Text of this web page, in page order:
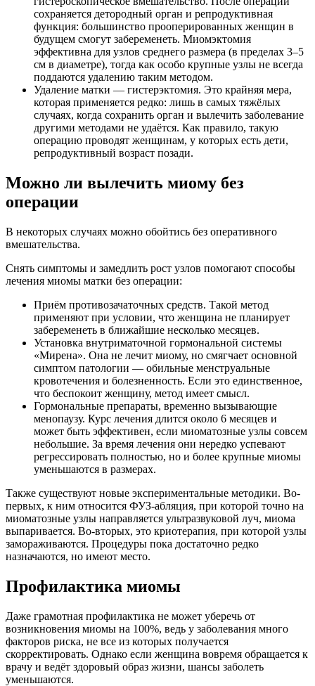
сохраняется детородный орган и репродуктивная
функция: большинство прооперированных женщин в
будущем смогут забеременеть. Миомэктомия
эффективна для узлов среднего размера (в пределах 3–5
см в диаметре), тогда как особо крупные узлы не всегда
поддаются удалению таким методом.
Удаление матки — гистерэктомия. Это крайняя мера,
которая применяется редко: лишь в самых тяжёлых
случаях, когда сохранить орган и вылечить заболевание
другими методами не удаётся. Как правило, такую
операцию проводят женщинам, у которых есть дети,
репродуктивный возраст позади.
Можно ли вылечить миому без
операции
В некоторых случаях можно обойтись без оперативного
вмешательства.
Снять симптомы и замедлить рост узлов помогают способы
лечения миомы матки без операции:
Приём противозачаточных средств. Такой метод
применяют при условии, что женщина не планирует
забеременеть в ближайшие несколько месяцев.
Установка внутриматочной гормональной системы
«Мирена». Она не лечит миому, но смягчает основной
симптом патологии — обильные менструальные
кровотечения и болезненность. Если это единственное,
что беспокоит женщину, метод имеет смысл.
Гормональные препараты, временно вызывающие
менопаузу. Курс лечения длится около 6 месяцев и
может быть эффективен, если миоматозные узлы совсем
небольшие. За время лечения они нередко успевают
регрессировать полностью, но и более крупные миомы
уменьшаются в размерах.
Также существуют новые экспериментальные методики. Во-
первых, к ним относится ФУЗ-абляция, при которой точно на
миоматозные узлы направляется ультразвуковой луч, миома
выпаривается. Во-вторых, это криотерапия, при которой узлы
замораживаются. Процедуры пока достаточно редко
назначаются, но имеют место.
Профилактика миомы
Даже грамотная профилактика не может уберечь от
возникновения миомы на 100%, ведь у заболевания много
факторов риска, не все из которых получается
скорректировать. Однако если женщина вовремя обращается к
врачу и ведёт здоровый образ жизни, шансы заболеть
уменьшаются.